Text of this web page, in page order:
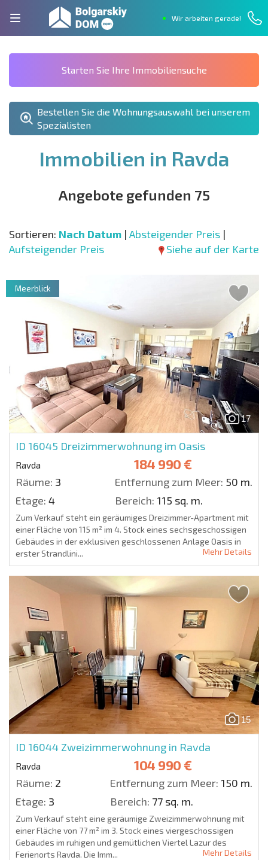
Wir arbeiten gerade!
Starten Sie Ihre Immobiliensuche
Bestellen Sie die Wohnungsauswahl bei unserem
Spezialisten
Immobilien in Ravda
Angebote gefunden 75
Sortieren: Nach Datum | Absteigender Preis |
Aufsteigender Preis
Siehe auf der Karte
17
ID 16045 Dreizimmerwohnung im Oasis
Ravda 184 990 €
Räume: 3 Entfernung zum Meer: 50 m.
Etage: 4 Bereich: 115 sq. m.
Meerblick
Zum Verkauf steht ein geräumiges Dreizimmer-Apartment mit
einer Fläche von 115 m² im 4. Stock eines sechsgeschossigen
Gebäudes in der exklusiven geschlossenen Anlage Oasis in
erster Strandlini...
Mehr Details
15
ID 16044 Zweizimmerwohnung in Ravda
Ravda 104 990 €
Räume: 2 Entfernung zum Meer: 150 m.
Etage: 3 Bereich: 77 sq. m.
Zum Verkauf steht eine geräumige Zweizimmerwohnung mit
einer Fläche von 77 m² im 3. Stock eines viergeschossigen
Gebäudes im ruhigen und gemütlichen Viertel Lazur des
Ferienorts Ravda. Die Imm...
Mehr Details